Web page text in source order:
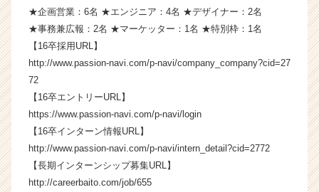
ト
届
就
サ
イ
ト
キ
ャ
★企画営業：6名 ★エンジニア：4名 ★デザイナー：2名
★事務兼広報：2名 ★マーケッター：1名 ★特別枠：1名
【16卒採用URL】
http://www.passion-navi.com/p-navi/company_company?cid=27
72
【16卒エントリーURL】
https://www.passion-navi.com/p-navi/login
【16卒インターン情報URL】
http://www.passion-navi.com/p-navi/intern_detail?cid=2772
【長期インターンシップ募集URL】
http://careerbaito.com/job/655